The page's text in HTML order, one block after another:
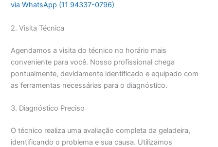
via WhatsApp (11 94337-0796)
2. Visita Técnica
Agendamos a visita do técnico no horário mais
conveniente para você. Nosso profissional chega
pontualmente, devidamente identificado e equipado com
as ferramentas necessárias para o diagnóstico.
3. Diagnóstico Preciso
O técnico realiza uma avaliação completa da geladeira,
identificando o problema e sua causa. Utilizamos